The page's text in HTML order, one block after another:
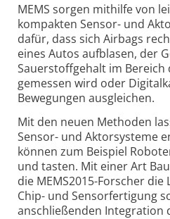
MEMS sorgen mithilfe von
kompakten Sensor- und
dafür, dass sich Airbags
eines Autos aufblasen, der
Sauerstoffgehalt im
gemessen wird oder
Bewegungen ausgleichen.
Mit den neuen Methoden
Sensor- und Aktorsysteme
können zum Beispiel
und tasten. Mit einer Art
die MEMS2015-Forscher
Chip- und Sensorfertigung
anschließenden Integration